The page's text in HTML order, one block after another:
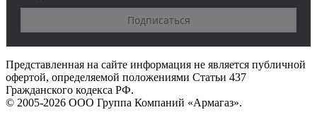
Представленная на сайте информация не является публичной
офертой, определяемой положениями Статьи 437
Гражданского кодекса РФ.
© 2005-2026 ООО Группа Компаний «Армагаз».